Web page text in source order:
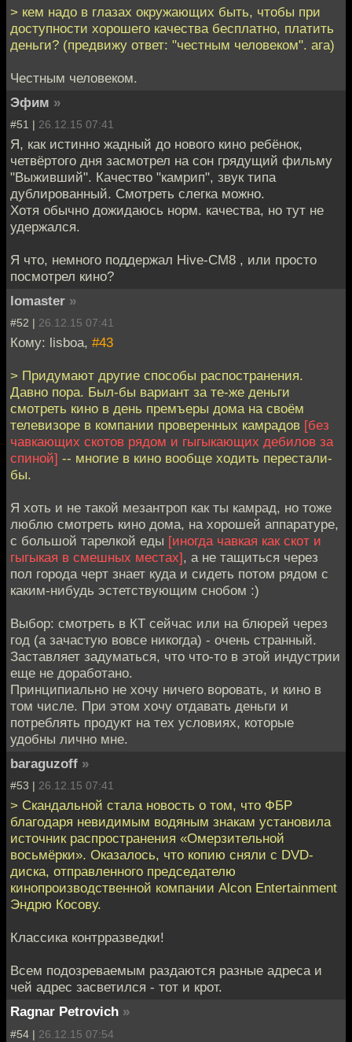
> кем надо в глазах окружающих быть, чтобы при
доступности хорошего качества бесплатно, платить
деньги? (предвижу ответ: "честным человеком". ага)
Честным человеком.
Эфим »
#51 | 26.12.15 07:41
Я, как истинно жадный до нового кино ребёнок,
четвёртого дня засмотрел на сон грядущий фильму
"Выживший". Качество "камрип", звук типа
дублированный. Смотреть слегка можно.
Хотя обычно дожидаюсь норм. качества, но тут не
удержался.
Я что, немного поддержал Hive-CM8 , или просто
посмотрел кино?
lomaster »
#52 | 26.12.15 07:41
Кому: lisboa, #43
> Придумают другие способы распостранения.
Давно пора. Был-бы вариант за те-же деньги
смотреть кино в день премъеры дома на своём
телевизоре в компании проверенных камрадов [без
чавкающих скотов рядом и гыгыкающих дебилов за
спиной] -- многие в кино вообще ходить перестали-
бы.
Я хоть и не такой мезантроп как ты камрад, но тоже
люблю смотреть кино дома, на хорошей аппаратуре,
с большой тарелкой еды [иногда чавкая как скот и
гыгыкая в смешных местах], а не тащиться через
пол города черт знает куда и сидеть потом рядом с
каким-нибудь эстетствующим снобом :)
Выбор: смотреть в КТ сейчас или на блюрей через
год (а зачастую вовсе никогда) - очень странный.
Заставляет задуматься, что что-то в этой индустрии
еще не доработано.
Принципиально не хочу ничего воровать, и кино в
том числе. При этом хочу отдавать деньги и
потреблять продукт на тех условиях, которые
удобны лично мне.
baraguzoff »
#53 | 26.12.15 07:41
> Скандальной стала новость о том, что ФБР
благодаря невидимым водяным знакам установила
источник распространения «Омерзительной
восьмёрки». Оказалось, что копию сняли с DVD-
диска, отправленного председателю
кинопроизводственной компании Alcon Entertainment
Эндрю Косову.
Классика контрразведки!
Всем подозреваемым раздаются разные адреса и
чей адрес засветился - тот и крот.
Ragnar Petrovich »
#54 | 26.12.15 07:54